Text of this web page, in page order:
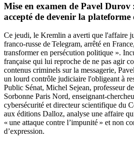
Mise en examen de Pavel Durov
accepté de devenir la
Ce jeudi, le Kremlin a averti que l'affaire
franco-russe de Telegram, arrêté en
transformer en persécution politique ».
française qui lui reproche de ne pas agir
contenus criminels sur la messagerie,
un lourd contrôle judiciaire l'obligeant à
Public Sénat, Michel Sejean, professeur
Sorbonne Paris Nord, enseignant-
cybersécurité et directeur scientifique du
aux éditions Dalloz, analyse une affaire
« une attaque contre l’impunité » et non
d’expression.